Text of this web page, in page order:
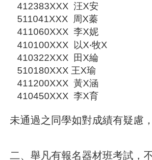
412383XXX 汪X安
511041XXX 周X蓁
411060XXX 李X妮
410100XXX 以X‧牧X
410322XXX
田X綸
510180XXX 王X瑜
411200XXX 黃X涵
410450XXX 李X育
未通過之同學如對成績有疑慮
二、舉凡有報名器材班考試，